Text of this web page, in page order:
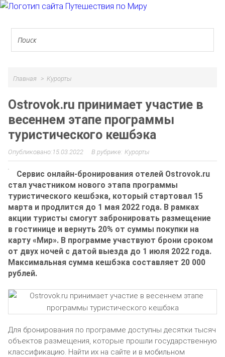
Главная Курорты
Ostrovok.ru принимает участие в
весеннем этапе программы
туристического кешбэка
15.03.2022 Курорты
Сервис онлайн-бронирования отелей Ostrovok.ru
стал участником нового этапа программы
туристического кешбэка, который стартовал 15
марта и продлится до 1 мая 2022 года. В рамках
акции туристы смогут забронировать размещение
в гостинице и вернуть 20% от суммы покупки на
карту «Мир». В программе участвуют брони сроком
от двух ночей с датой выезда до 1 июля 2022 года.
Максимальная сумма кешбэка составляет 20 000
рублей.
Для бронирования по программе доступны десятки тысяч
объектов размещения, которые прошли государственную
классификацию. Найти их на сайте и в мобильном